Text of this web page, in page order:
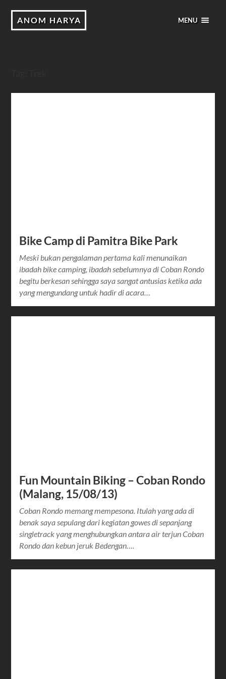
ANOM HARYA MENU
Bike Camp di Pamitra Bike Park
Meski bukan pengalaman pertama kali menunaikan
ibadah bike camping, ibadah sebelumnya di Coban Rondo
begitu berkesan sehingga saya sangat antusias ketika ada
yang mengundang untuk hadir di acara…
Fun Mountain Biking – Coban Rondo
(Malang, 15/08/13)
Coban Rondo memang mempesona. Itulah yang ada di
benak saya sepulang dari kegiatan gowes di sepanjang
singletrack yang menghubungkan antara air terjun Coban
Rondo dan kebun jeruk Bedengan….